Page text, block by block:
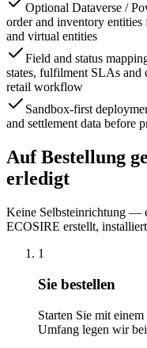
Optional Dataverse /
order and inventory entities
and virtual entities
Field and status
states, fulfilment SLAs and
retail workflow
Sandbox-first
and settlement data before
Auf Bestellung
erledigt
Keine Selbsteinrichtung —
ECOSIRE erstellt,
1
Sie bestellen
Starten Sie mit
Umfang legen wir